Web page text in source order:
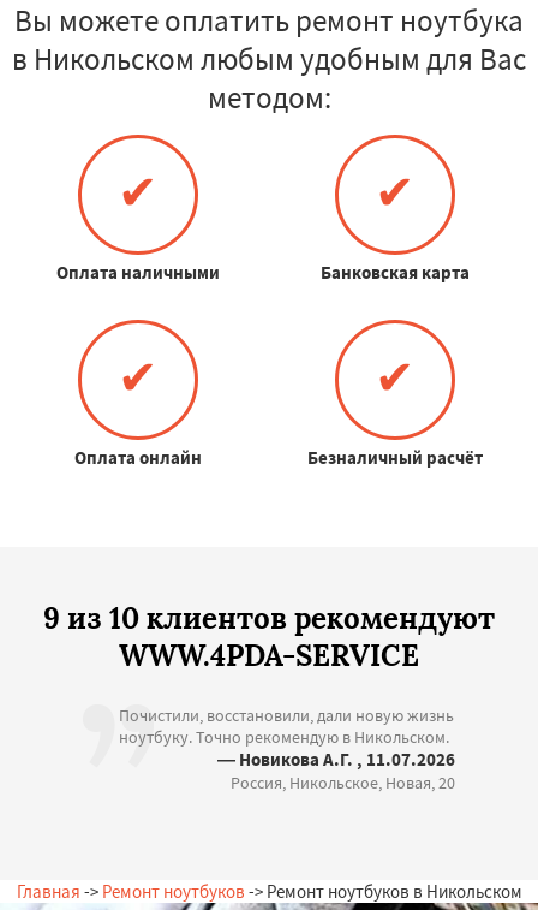
Вы можете оплатить ремонт ноутбука
в Никольском любым удобным для Вас
методом:
✔
Оплата наличными
✔
Банковская карта
✔
Оплата онлайн
✔
Безналичный расчёт
9 из 10 клиентов рекомендуют
WWW.4PDA-SERVICE
Почистили, восстановили, дали новую жизнь
ноутбуку. Точно рекомендую в Никольском.
— Новикова А.Г. , 11.07.2026
Россия, Никольское, Новая, 20
Главная -> Ремонт ноутбуков -> Ремонт ноутбуков в Никольском